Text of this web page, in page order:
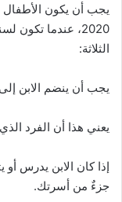
يجب أن يكون الأطفال
الثلاثة:
يجب أن ينضم الابن إلى
يعني هذا أن الفرد
إذا كان الابن يدرس أو
جزءٌ من أسرتك.